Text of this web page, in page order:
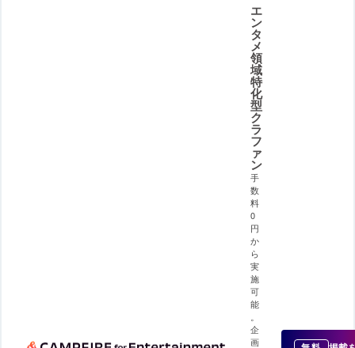
エ
ン
タ
メ
領
域
特
化
型
ク
ラ
フ
ァ
ン
手
数
料
0
円
か
ら
実
施
可
能
企
画